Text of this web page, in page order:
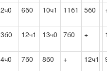
2ч0 6б0 10ч1 11б1 5б0
3б0 12ч1 13ч0 7б0 +
4ч0 7б0 8б0 + 12ч1